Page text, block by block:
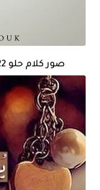
صور كلام حلو 2022 كلام جميل ومعبر مع الصور